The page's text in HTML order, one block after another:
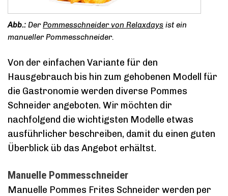
DerPommesschneider von Relaxdays ist ein
manueller Pommesschneider.
Von der einfachen Variante für den
Hausgebrauch bis hin zum gehobenen Modell für
die Gastronomie werden diverse Pommes
Schneider angeboten. Wir möchten dir
nachfolgend die wichtigsten Modelle etwas
ausführlicher beschreiben, damit du einen guten
Überblick üb das Angebot erhältst.
Manuelle Pommesschneider
Manuelle Pommes Frites Schneider werden per